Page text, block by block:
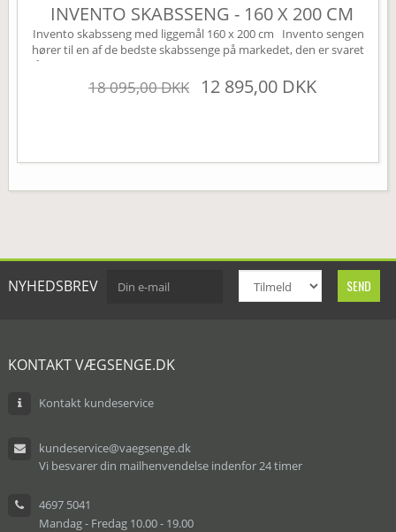
INVENTO SKABSSENG - 160 X 200 CM
Invento skabsseng med liggemål 160 x 200 cm Invento sengen
hører til en af de bedste skabssenge på markedet, den er svaret
på den perfekte Murphy bed. Sengen leveres som standard uden
højskabe, disse kan tilkøbes under varianten højskabe (øverst til
højre). Sengen har mange smarte finesser, den er bl.a. udstyret
18 095,00 DKK 12 895,00 DKK
NYHEDSBREV
KONTAKT VÆGSENGE.DK
Kontakt kundeservice
kundeservice@vaegsenge.dk
Vi besvarer din mailhenvendelse indenfor 24 timer
4697 5041
Mandag - Fredag 10.00 - 19.00